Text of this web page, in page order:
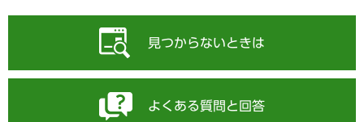
見つからないときは
よくある質問と回答